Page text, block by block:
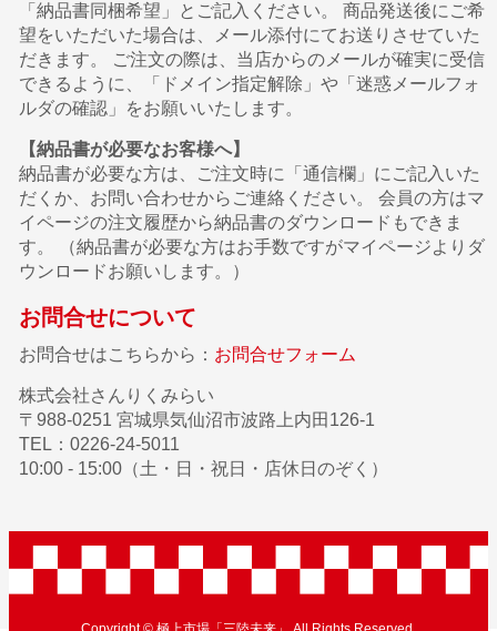
「納品書同梱希望」とご記入ください。 商品発送後にご希
望をいただいた場合は、メール添付にてお送りさせていた
だきます。 ご注文の際は、当店からのメールが確実に受信
できるように、「ドメイン指定解除」や「迷惑メールフォ
ルダの確認」をお願いいたします。
【納品書が必要なお客様へ】
納品書が必要な方は、ご注文時に「通信欄」にご記入いた
だくか、お問い合わせからご連絡ください。 会員の方はマ
イページの注文履歴から納品書のダウンロードもできま
す。 （納品書が必要な方はお手数ですがマイページよりダ
ウンロードお願いします。）
お問合せについて
お問合せはこちらから： お問合せフォーム
株式会社さんりくみらい
〒988-0251 宮城県気仙沼市波路上内田126-1
TEL：0226-24-5011
10:00 - 15:00（土・日・祝日・店休日のぞく）